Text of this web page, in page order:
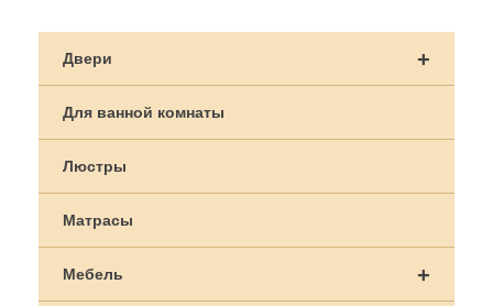
по
записям
+
Двери
Для ванной комнаты
Люстры
Матрасы
+
Мебель